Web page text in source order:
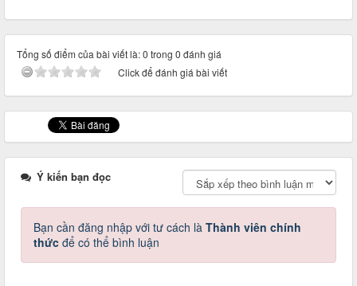
Tổng số điểm của bài viết là: 0 trong 0 đánh giá
Click để đánh giá bài viết
Ý kiến bạn đọc
Bạn cần đăng nhập với tư cách là Thành viên chính
thức để có thể bình luận